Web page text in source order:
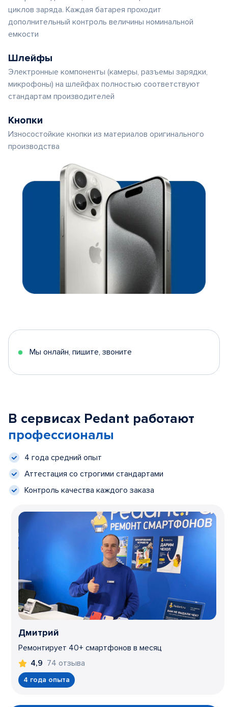
циклов заряда. Каждая батарея проходит
дополнительный контроль величины номинальной
емкости
Шлейфы
Электронные компоненты (камеры, разъемы зарядки,
микрофоны) на шлейфах полностью соответствуют
стандартам производителей
Кнопки
Износостойкие кнопки из материалов оригинального
производства
Мы онлайн, пишите, звоните
В сервисах Pedant работают
профессионалы
4 года средний опыт
Аттестация со строгими стандартами
Контроль качества каждого заказа
Дмитрий
Ремонтирует 40+ смартфонов в месяц
4,9 74 отзыва
4 года опыта